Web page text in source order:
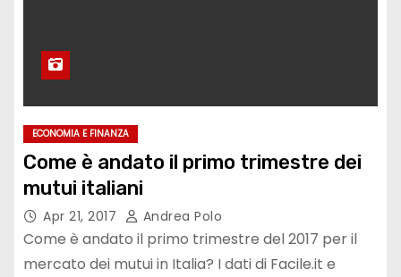
ECONOMIA E FINANZA
Come è andato il primo trimestre dei
mutui italiani
Apr 21, 2017 Andrea Polo
Come è andato il primo trimestre del 2017 per il
mercato dei mutui in Italia? I dati di Facile.it e